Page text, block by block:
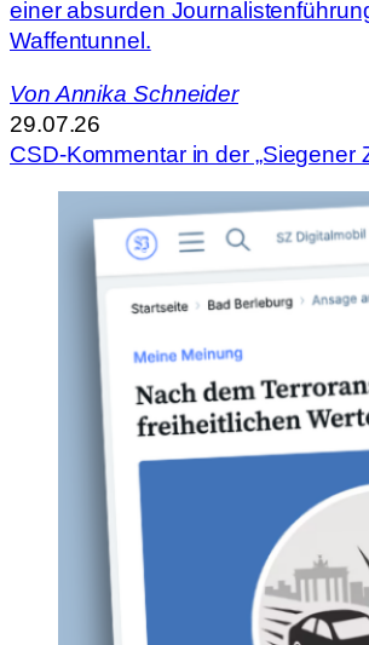
einer absurden
Waffentunnel.
Von Annika Schneider
29.07.26
CSD-Kommentar in der „Siegener